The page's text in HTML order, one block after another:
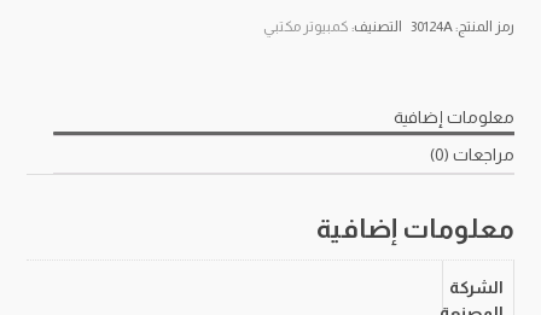
رمز المنتج:30124A التصنيف: كمبيوتر مكتبي
معلومات إضافية
مراجعات (0)
معلومات إضافية
الشركة